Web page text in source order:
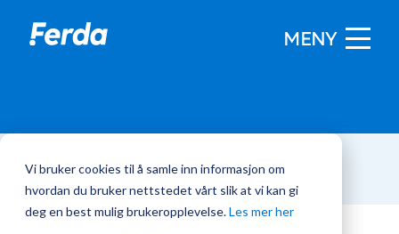
Vi bruker cookies til å samle inn informasjon om
hvordan du bruker nettstedet vårt slik at vi kan gi
deg en best mulig brukeropplevelse.Les mer her
MENY
Hjem/Bobiler